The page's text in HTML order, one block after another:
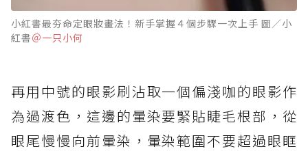
小紅書最夯命定眼妝畫法！新手掌握４個步驟一次上手 圖／小
紅書＠一只小何
再用中號的眼影刷沾取一個偏淺咖的眼影作
為過渡色，這邊的暈染要緊貼睫毛根部，從
眼尾慢慢向前暈染，暈染範圍不要超過眼眶